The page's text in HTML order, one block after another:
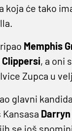
koja će tako
Memphis
, a oni
Zupca u
glavni